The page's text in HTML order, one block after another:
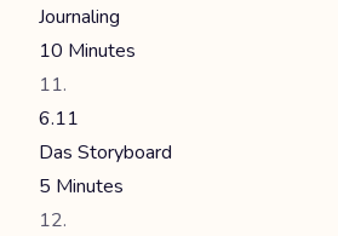
Journaling
10 Minutes
6.11
Das Storyboard
5 Minutes